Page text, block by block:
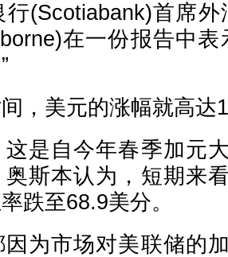
(Scotiabank)首席外
在一份报告中表
，美元的涨幅就高达
是自今年春季加元
斯本认为，短期来
跌至68.9美分。
为市场对美联储的